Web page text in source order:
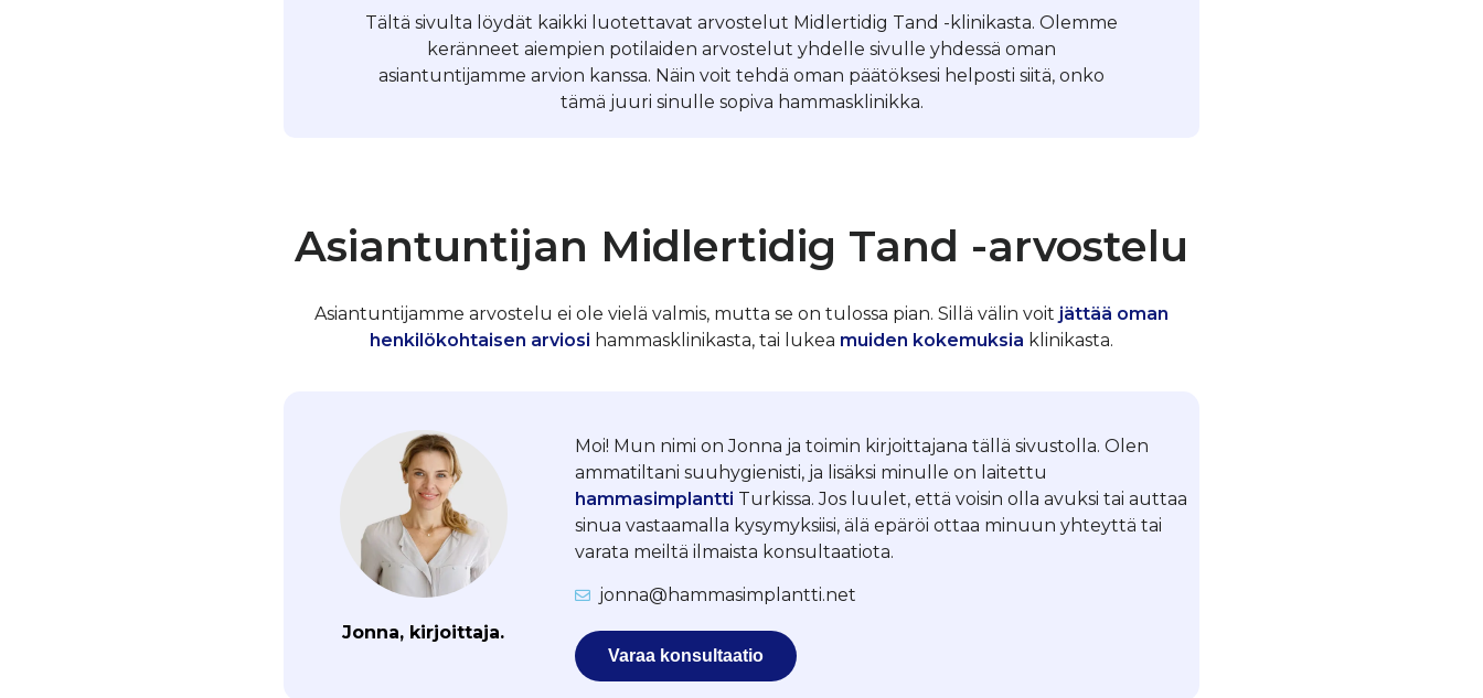
Tältä sivulta löydät kaikki luotettavat arvostelut Midlertidig Tand -klinikasta. Olemme
keränneet aiempien potilaiden arvostelut yhdelle sivulle yhdessä oman
asiantuntijamme arvion kanssa. Näin voit tehdä oman päätöksesi helposti siitä, onko
tämä juuri sinulle sopiva hammasklinikka.
Asiantuntijan Midlertidig Tand -arvostelu
Asiantuntijamme arvostelu ei ole vielä valmis, mutta se on tulossa pian. Sillä välin voit jättää oman
henkilökohtaisen arviosi hammasklinikasta, tai lukea muiden kokemuksia klinikasta.
Jonna, kirjoittaja.
Moi! Mun nimi on Jonna ja toimin kirjoittajana tällä sivustolla. Olen
ammatiltani suuhygienisti, ja lisäksi minulle on laitettu
hammasimplantti Turkissa. Jos luulet, että voisin olla avuksi tai auttaa
sinua vastaamalla kysymyksiisi, älä epäröi ottaa minuun yhteyttä tai
varata meiltä ilmaista konsultaatiota.
jonna@hammasimplantti.net
Varaa konsultaatio